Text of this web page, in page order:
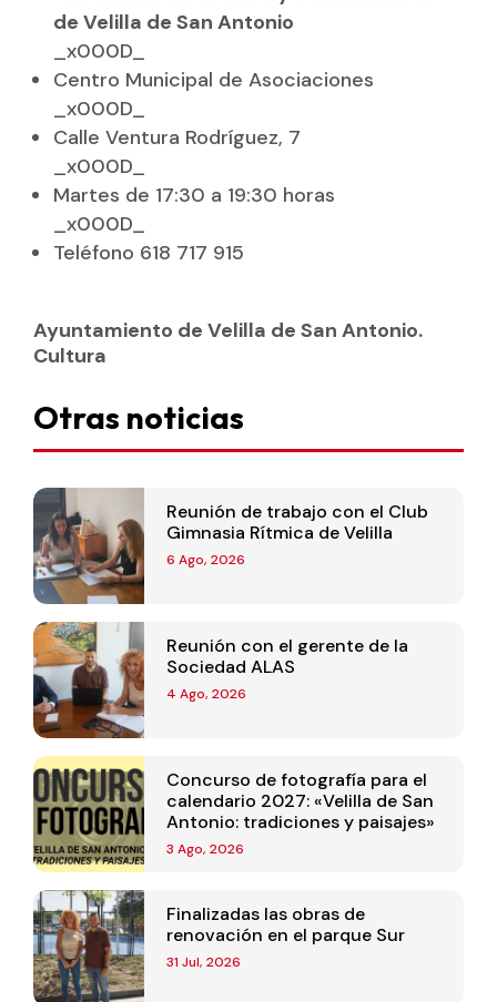
de Velilla de San Antonio
_x000D_
Centro Municipal de Asociaciones
_x000D_
Calle Ventura Rodríguez, 7
_x000D_
Martes de 17:30 a 19:30 horas
_x000D_
Teléfono 618 717 915
Ayuntamiento de Velilla de San Antonio.
Cultura
Otras noticias
Reunión de trabajo con el Club
Gimnasia Rítmica de Velilla
6 Ago, 2026
Reunión con el gerente de la
Sociedad ALAS
4 Ago, 2026
Concurso de fotografía para el
calendario 2027: «Velilla de San
Antonio: tradiciones y paisajes»
3 Ago, 2026
Finalizadas las obras de
renovación en el parque Sur
31 Jul, 2026